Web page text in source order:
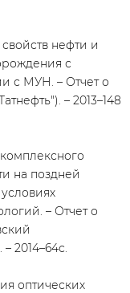
нефти и
с
с МУН. – Отчет о
– 2013–148
на поздней
– Отчет о
2014–64с.
оптических